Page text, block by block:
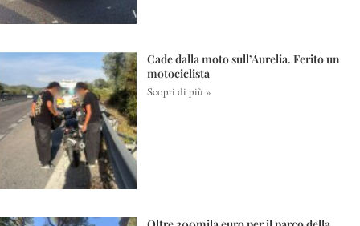
Cade dalla moto sull’Aurelia. Ferito un
motociclista
Scopri di più »